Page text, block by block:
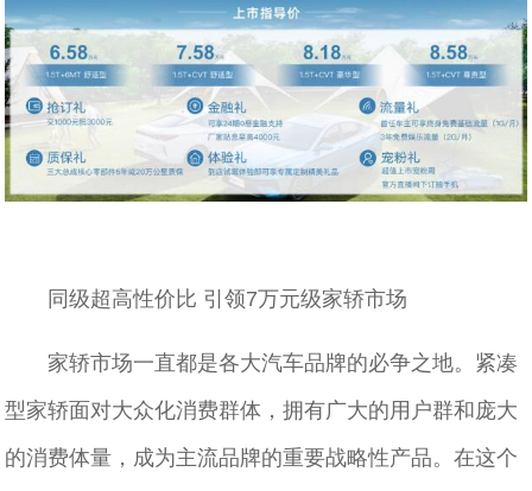
同级超高性价比 引领7万元级家轿市场
家轿市场一直都是各大汽车品牌的必争之地。紧凑
型家轿面对大众化消费群体，拥有广大的用户群和庞大
的消费体量，成为主流品牌的重要战略性产品。在这个